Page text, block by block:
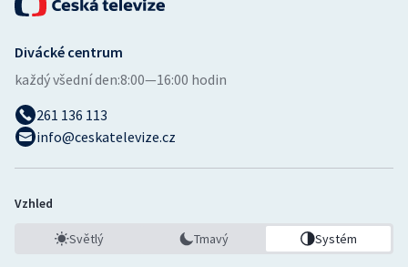
Volejbal
Ostatní
Divácké centrum
každý všední den:8:00—16:00 hodin
261 136 113
info@ceskatelevize.cz
Vzhled
Světlý Tmavý Systém